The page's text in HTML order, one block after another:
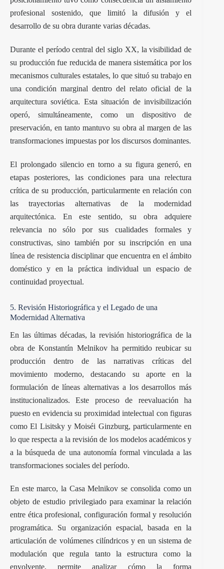
profesional sostenido, que limitó la difusión y el
desarrollo de su obra durante varias décadas.
Durante el período central del siglo XX, la visibilidad de
su producción fue reducida de manera sistemática por los
mecanismos culturales estatales, lo que situó su trabajo en
una condición marginal dentro del relato oficial de la
arquitectura soviética. Esta situación de invisibilización
operó, simultáneamente, como un dispositivo de
preservación, en tanto mantuvo su obra al margen de las
transformaciones impuestas por los discursos dominantes.
El prolongado silencio en torno a su figura generó, en
etapas posteriores, las condiciones para una relectura
crítica de su producción, particularmente en relación con
las trayectorias alternativas de la modernidad
arquitectónica. En este sentido, su obra adquiere
relevancia no sólo por sus cualidades formales y
constructivas, sino también por su inscripción en una
línea de resistencia disciplinar que encuentra en el ámbito
doméstico y en la práctica individual un espacio de
continuidad proyectual.
5. Revisión Historiográfica y el Legado de una
Modernidad Alternativa
En las últimas décadas, la revisión historiográfica de la
obra de Konstantín Melnikov ha permitido reubicar su
producción dentro de las narrativas críticas del
movimiento moderno, destacando su aporte en la
formulación de líneas alternativas a los desarrollos más
institucionalizados. Este proceso de reevaluación ha
puesto en evidencia su proximidad intelectual con figuras
como El Lisitsky y Moiséi Ginzburg, particularmente en
lo que respecta a la revisión de los modelos académicos y
a la búsqueda de una autonomía formal vinculada a las
transformaciones sociales del período.
En este marco, la Casa Melnikov se consolida como un
objeto de estudio privilegiado para examinar la relación
entre ética profesional, configuración formal y resolución
programática. Su organización espacial, basada en la
articulación de volúmenes cilíndricos y en un sistema de
modulación que regula tanto la estructura como la
envolvente, permite analizar cómo la forma